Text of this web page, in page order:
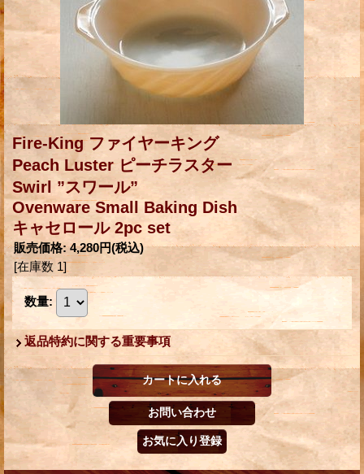
Fire-King ファイヤーキング
Peach Luster ピーチラスター
Swirl ”スワール”
Ovenware Small Baking Dish
キャセロール 2pc set
販売価格: 4,280円(税込)
[在庫数 1]
数量:
返品特約に関する重要事項